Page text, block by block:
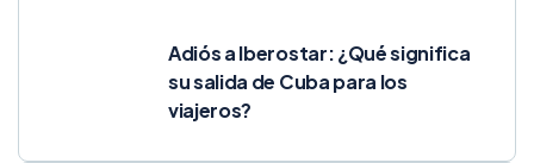
Adiós a Iberostar: ¿Qué significa
su salida de Cuba para los
viajeros?